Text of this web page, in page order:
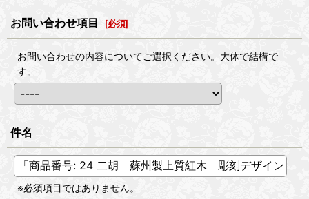
お問い合わせ項目 [必須]
お問い合わせの内容についてご選択ください。大体で結構で
す。
件名
※必須項目ではありません。